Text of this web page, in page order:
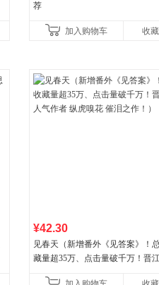
荐
加入购物车 收藏
¥42.30
见春天（新增番外《见答案》！
藏量超35万、点击量破千万！晋